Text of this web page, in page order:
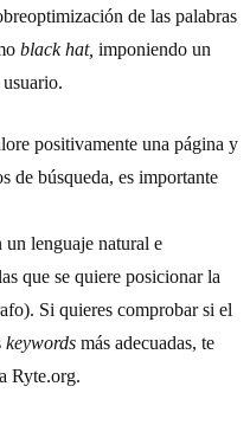
de las palabras
black hat, imponiendo un
positivamente una página y
de búsqueda, es importante
un lenguaje natural e
que se quiere posicionar la
Si quieres comprobar si el
keywords más adecuadas, te
Ryte.org.